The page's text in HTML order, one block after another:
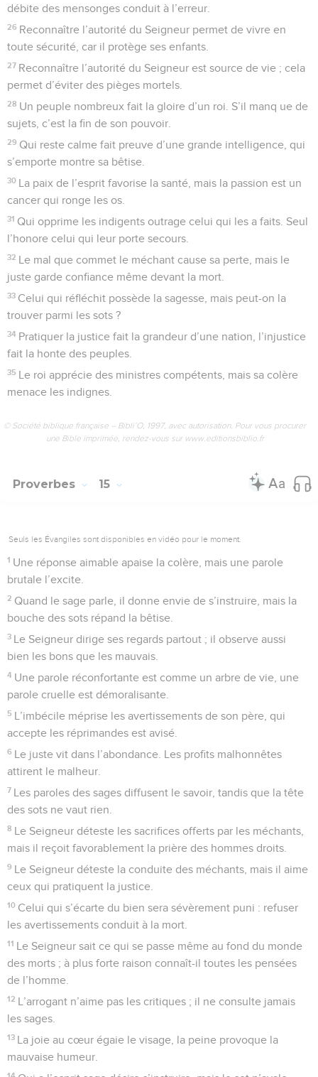
débite des mensonges conduit à l’erreur.
26 Reconnaître l’autorité du Seigneur permet de vivre en
toute sécurité, car il protège ses enfants.
27 Reconnaître l’autorité du Seigneur est source de vie ; cela
permet d’éviter des pièges mortels.
28 Un peuple nombreux fait la gloire d’un roi. S’il manq ue de
sujets, c’est la fin de son pouvoir.
29 Qui reste calme fait preuve d’une grande intelligence, qui
s’emporte montre sa bêtise.
30 La paix de l’esprit favorise la santé, mais la passion est un
cancer qui ronge les os.
31 Qui opprime les indigents outrage celui qui les a faits. Seul
l’honore celui qui leur porte secours.
32 Le mal que commet le méchant cause sa perte, mais le
juste garde confiance même devant la mort.
33 Celui qui réfléchit possède la sagesse, mais peut-on la
trouver parmi les sots ?
34 Pratiquer la justice fait la grandeur d’une nation, l’injustice
fait la honte des peuples.
35 Le roi apprécie des ministres compétents, mais sa colère
menace les indignes.
© Société biblique française – Bibli’O, 1997, avec autorisation. Pour vous procurer
une Bible imprimée, rendez-vous sur www.editionsbiblio.fr
Proverbes 15
Seuls les Évangiles sont disponibles en vidéo pour le moment.
1 Une réponse aimable apaise la colère, mais une parole
brutale l’excite.
2 Quand le sage parle, il donne envie de s’instruire, mais la
bouche des sots répand la bêtise.
3 Le Seigneur dirige ses regards partout ; il observe aussi
bien les bons que les mauvais.
4 Une parole réconfortante est comme un arbre de vie, une
parole cruelle est démoralisante.
5 L’imbécile méprise les avertissements de son père, qui
accepte les réprimandes est avisé.
6 Le juste vit dans l’abondance. Les profits malhonnêtes
attirent le malheur.
7 Les paroles des sages diffusent le savoir, tandis que la tête
des sots ne vaut rien.
8 Le Seigneur déteste les sacrifices offerts par les méchants,
mais il reçoit favorablement la prière des hommes droits.
9 Le Seigneur déteste la conduite des méchants, mais il aime
ceux qui pratiquent la justice.
10 Celui qui s’écarte du bien sera sévèrement puni : refuser
les avertissements conduit à la mort.
11 Le Seigneur sait ce qui se passe même au fond du monde
des morts ; à plus forte raison connaît-il toutes les pensées
de l’homme.
12 L’arrogant n’aime pas les critiques ; il ne consulte jamais
les sages.
13 La joie au cœur égaie le visage, la peine provoque la
mauvaise humeur.
14